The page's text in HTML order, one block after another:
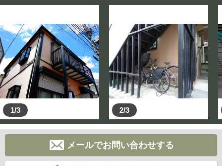
1/3 2/3
メールでお問い合わせする